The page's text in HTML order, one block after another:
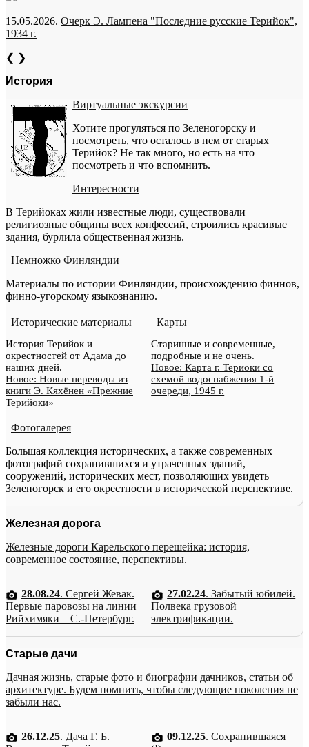
15.05.2026. Очерк Э. Лампена "Последние русские Терийок",
1934 г.
❮ ❯
История
Виртуальные экскурсии
Хотите прогуляться по Зеленогорску и
посмотреть, что осталось в нем от старых
Терийок? Не так много, но есть на что
посмотреть и что вспомнить.
Интересности
В Терийоках жили известные люди, существовали
религиозные общины всех конфессий, строились красивые
здания, бурлила общественная жизнь.
Немножко Финляндии
Материалы по истории Финляндии, происхождению финнов,
финно-угорскому языкознанию.
Исторические материалы
История Терийок и
окрестностей от Адама до
наших дней.
Новое: Новые переводы из
книги Э. Кяхёнен «Прежние
Терийоки»
Карты
Старинные и современные,
подробные и не очень.
Новое: Карта г. Териоки со
схемой водоснабжения 1-й
очереди, 1945 г.
Фотогалерея
Большая коллекция исторических, а также современных
фотографий сохранившихся и утраченных зданий,
сооружений, исторических мест, позволяющих увидеть
Зеленогорск и его окрестности в исторической перспективе.
Железная дорога
Железные дороги Карельского перешейка: история,
современное состояние, перспективы.
28.08.24. Сергей Жевак.
Первые паровозы на линии
Рийхимяки – С.-Петербург.
27.02.24. Забытый юбилей.
Полвека грузовой
электрификации.
Старые дачи
Дачная жизнь, старые фото и биографии дачников, статьи об
архитектуре. Будем помнить, чтобы следующие поколения не
забыли нас.
26.12.25. Дача Г. Б.
09.12.25. Сохранившаяся